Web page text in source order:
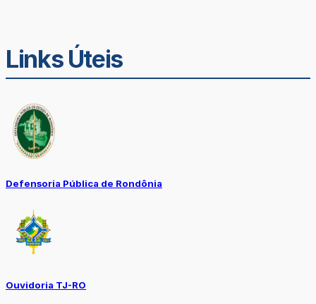
Links Úteis
Defensoria Pública de Rondônia
Ouvidoria TJ-RO